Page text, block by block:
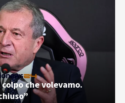
che volevamo.